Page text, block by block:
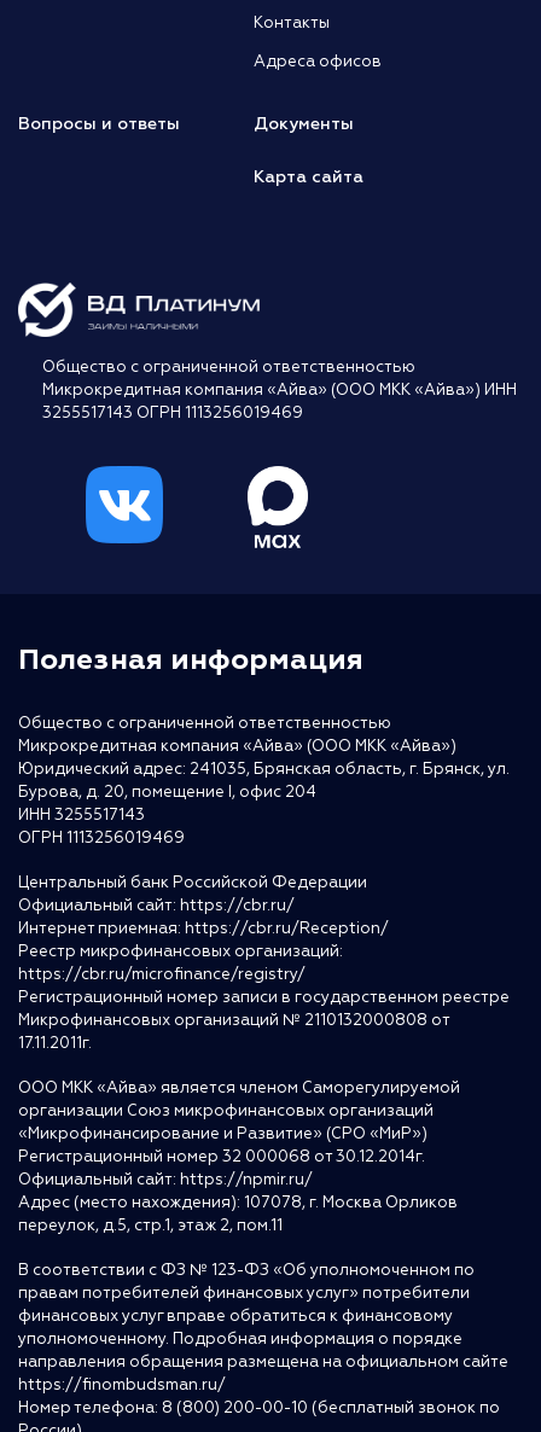
Контакты
Адреса офисов
Вопросы и ответы Документы
Карта сайта
Общество с ограниченной ответственностью
Микрокредитная компания «Айва» (ООО МКК «Айва») ИНН
3255517143 ОГРН 1113256019469
Полезная информация
Общество с ограниченной ответственностью
Микрокредитная компания «Айва» (ООО МКК «Айва»)
Юридический адрес: 241035, Брянская область, г. Брянск, ул.
Бурова, д. 20, помещение I, офис 204
ИНН 3255517143
ОГРН 1113256019469
Центральный банк Российской Федерации
Официальный сайт: https://cbr.ru/
Интернет приемная: https://cbr.ru/Reception/
Реестр микрофинансовых организаций:
https://cbr.ru/microfinance/registry/
Регистрационный номер записи в государственном реестре
Микрофинансовых организаций № 2110132000808 от
17.11.2011г.
ООО МКК «Айва» является членом Саморегулируемой
организации Союз микрофинансовых организаций
«Микрофинансирование и Развитие» (СРО «МиР»)
Регистрационный номер 32 000068 от 30.12.2014г.
Официальный сайт: https://npmir.ru/
Адрес (место нахождения): 107078, г. Москва Орликов
переулок, д.5, стр.1, этаж 2, пом.11
В соответствии с ФЗ № 123-ФЗ «Об уполномоченном по
правам потребителей финансовых услуг» потребители
финансовых услуг вправе обратиться к финансовому
уполномоченному. Подробная информация о порядке
направления обращения размещена на официальном сайте
https://finombudsman.ru/
Номер телефона: 8 (800) 200-00-10 (бесплатный звонок по